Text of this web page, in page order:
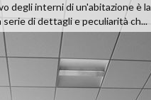
degli interni di un'abitazione è la
serie di dettagli e peculiarità ch...